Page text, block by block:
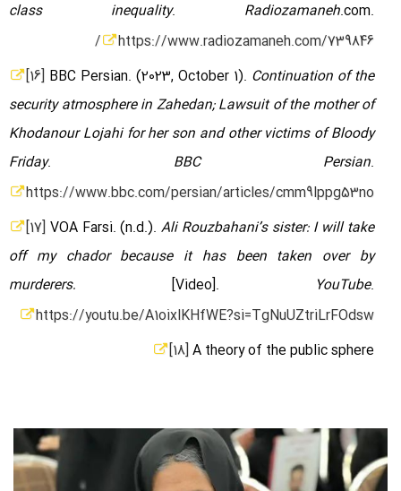
class inequality. Radiozamaneh.com.
https://www.radiozamaneh.com/739846/
[16] BBC Persian. (2023, October 1). Continuation of the
security atmosphere in Zahedan; Lawsuit of the mother of
Khodanour Lojahi for her son and other victims of Bloody
Friday. BBC Persian.
https://www.bbc.com/persian/articles/cmm9lppg53no
[17] VOA Farsi. (n.d.).Ali Rouzbahani’s sister: I will take
off my chador because it has been taken over by
murderers. [Video]. YouTube.
https://youtu.be/A1oixlKHfWE?si=TgNuUZtriLrFOdsw
[18] A theory of the public sphere